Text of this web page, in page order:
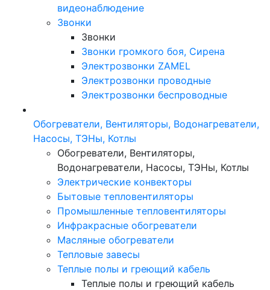
видеонаблюдение
Звонки
Звонки
Звонки громкого боя, Сирена
Электрозвонки ZAMEL
Электрозвонки проводные
Электрозвонки беспроводные
Обогреватели, Вентиляторы, Водонагреватели,
Насосы, ТЭНы, Котлы
Обогреватели, Вентиляторы,
Водонагреватели, Насосы, ТЭНы, Котлы
Электрические конвекторы
Бытовые тепловентиляторы
Промышленные тепловентиляторы
Инфракрасные обогреватели
Масляные обогреватели
Тепловые завесы
Теплые полы и греющий кабель
Теплые полы и греющий кабель